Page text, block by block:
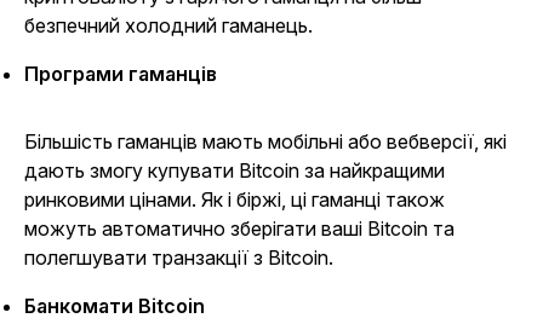
безпечний холодний гаманець.
Програми гаманців
Більшість гаманців мають мобільні або вебверсії, які
дають змогу купувати Bitcoin за найкращими
ринковими цінами. Як і біржі, ці гаманці також
можуть автоматично зберігати ваші Bitcoin та
полегшувати транзакції з Bitcoin.
Банкомати Bitcoin